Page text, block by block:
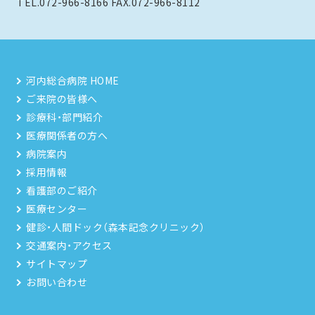
河内総合病院 HOME
ご来院の皆様へ
診療科・部門紹介
医療関係者の方へ
病院案内
採用情報
看護部のご紹介
医療センター
健診・人間ドック（森本記念クリニック）
交通案内・アクセス
サイトマップ
お問い合わせ